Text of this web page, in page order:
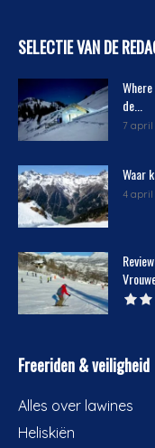
SELECTIE VAN DE
de...
7 april
Waar
4 april
Freeriden & veiligheid
Alles over lawines
Heliskiën